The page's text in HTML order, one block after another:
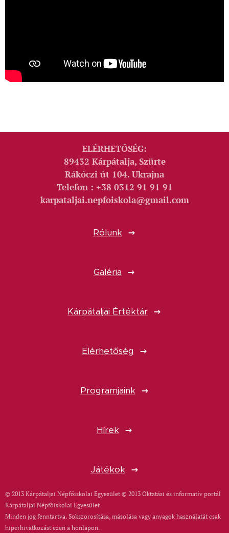
ELÉRHETŐSÉG:
89432 Kárpátalja, Szürte
Rákóczi út 104. Ukrajna
Telefon : +38 0312 91 91 91
karpataljai.nepfoiskola@gmail.com
Rólunk
Galéria
Kárpátaljai Értéktár
Elérhetőség
Programjaink
Hírek
Játékok
© 2013 Kárpátaljai Népfőiskolai Egyesület © 2013 Oktatási és informatív portál
Kárpátaljai Népfőiskolai Egyesület
Minden jog fenntartva. Sokszorosítása, másolása vagy anyagok használatát csak
hiperhivatkozást ezen a honlapon.